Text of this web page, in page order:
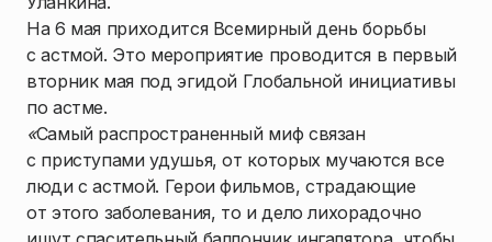
На 6 мая приходится Всемирный день борьбы
с астмой. Это мероприятие проводится в первый
вторник мая под эгидой Глобальной инициативы
по астме.
«Самый распространенный миф связан
с приступами удушья, от которых мучаются все
люди с астмой. Герои фильмов, страдающие
от этого заболевания, то и дело лихорадочно